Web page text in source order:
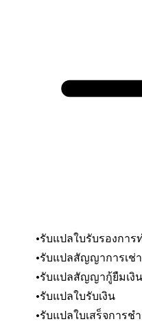
รับแปลใบรับรองการ
รับแปลสัญญาการเช่
รับแปลสัญญากู้ยืมเงิน
รับแปลใบรับเงิน
รับแปลใบเสร็จการช